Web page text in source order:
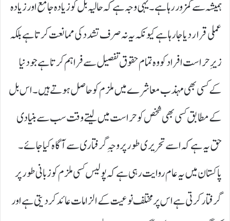
ہمیشہ سے کمزور رہا ہے۔ یہی وجہ ہے کہ حالیہ بل کو زیادہ جامع اور زیادہ
عملی قرار دیا جا رہا ہے کیونکہ یہ نہ صرف تشدد کی ممانعت کرتا ہے بلکہ
زیرِ حراست افراد کو وہ تمام حقوق تفصیل سے فراہم کرتا ہے جو دنیا
کے کسی بھی مہذب معاشرے میں ملزم کو حاصل ہوتے ہیں۔اس بل
کے مطابق کسی بھی شخص کو حراست میں لیتے وقت سب سے بنیادی
حق یہ ہے کہ اسے تحریری طور پر وجہِ گرفتاری سے آگاہ کیا جائے۔
پاکستان میں یہ عام روایت رہی ہے کہ پولیس کسی ملزم کو زبانی طور پر
گرفتار کرتی ہے اس پر مختلف نوعیت کے الزامات عائد کر دیتی ہے اور